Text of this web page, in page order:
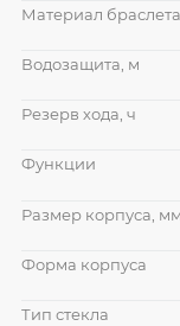
Материал браслета
Водозащита, м
Резерв хода, ч
Функции
Размер корпуса, мм
Форма корпуса
Тип стекла